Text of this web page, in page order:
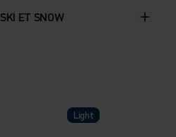
SKI ET SNOW
Light